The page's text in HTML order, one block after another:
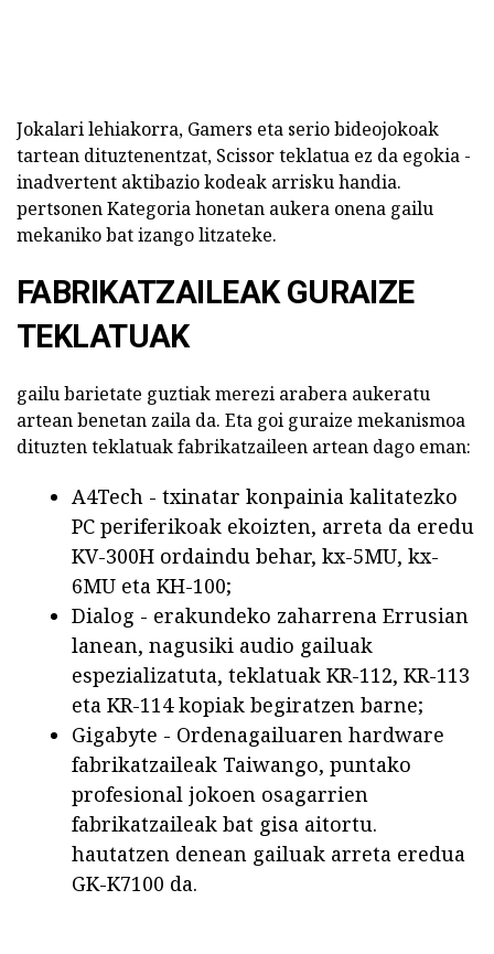
Jokalari lehiakorra, Gamers eta serio bideojokoak
tartean dituztenentzat, Scissor teklatua ez da egokia -
inadvertent aktibazio kodeak arrisku handia.
pertsonen Kategoria honetan aukera onena gailu
mekaniko bat izango litzateke.
FABRIKATZAILEAK GURAIZE
TEKLATUAK
gailu barietate guztiak merezi arabera aukeratu
artean benetan zaila da. Eta goi guraize mekanismoa
dituzten teklatuak fabrikatzaileen artean dago eman:
A4Tech - txinatar konpainia kalitatezko
PC periferikoak ekoizten, arreta da eredu
KV-300H ordaindu behar, kx-5MU, kx-
6MU eta KH-100;
Dialog - erakundeko zaharrena Errusian
lanean, nagusiki audio gailuak
espezializatuta, teklatuak KR-112, KR-113
eta KR-114 kopiak begiratzen barne;
Gigabyte - Ordenagailuaren hardware
fabrikatzaileak Taiwango, puntako
profesional jokoen osagarrien
fabrikatzaileak bat gisa aitortu.
hautatzen denean gailuak arreta eredua
GK-K7100 da.